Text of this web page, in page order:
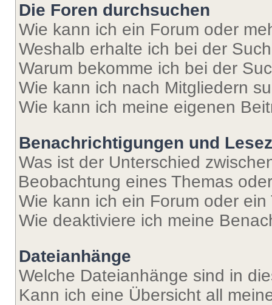
Die Foren durchsuchen
Wie kann ich ein Forum oder
Weshalb erhalte ich bei der
Warum bekomme ich bei der
Wie kann ich nach Mitgliedern
Wie kann ich meine eigenen
Benachrichtigungen und
Was ist der Unterschied
Beobachtung eines Themas
Wie kann ich ein Forum oder
Wie deaktiviere ich meine
Dateianhänge
Welche Dateianhänge sind in
Kann ich eine Übersicht all